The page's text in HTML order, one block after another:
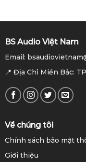
BS Audio Việt Nam
Email:
📍 Địa Chỉ Miền Bắc:
Về chúng tôi
Chính sách bảo mật
Giới thiệu